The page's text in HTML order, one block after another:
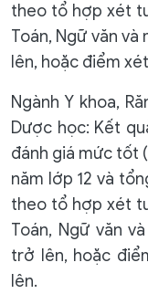
theo tổ hợp xét
Toán, Ngữ văn
lên, hoặc điểm
Ngành Y khoa,
Dược học: Kết
đánh giá mức tốt
năm lớp 12 và
theo tổ hợp xét
Toán, Ngữ văn
trở lên, hoặc
lên.